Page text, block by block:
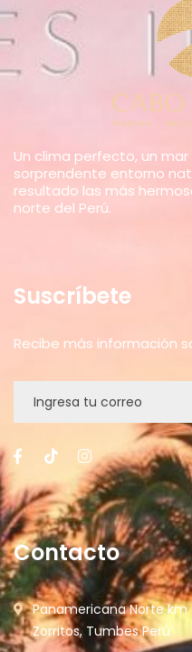
Un clima perfecto, un
sorprendente entorno
resultado las más
norte del Perú.
Suscríbete
Recibe más información
Contacto
Panamericana Norte km
Zorritos, Tumbes Perú